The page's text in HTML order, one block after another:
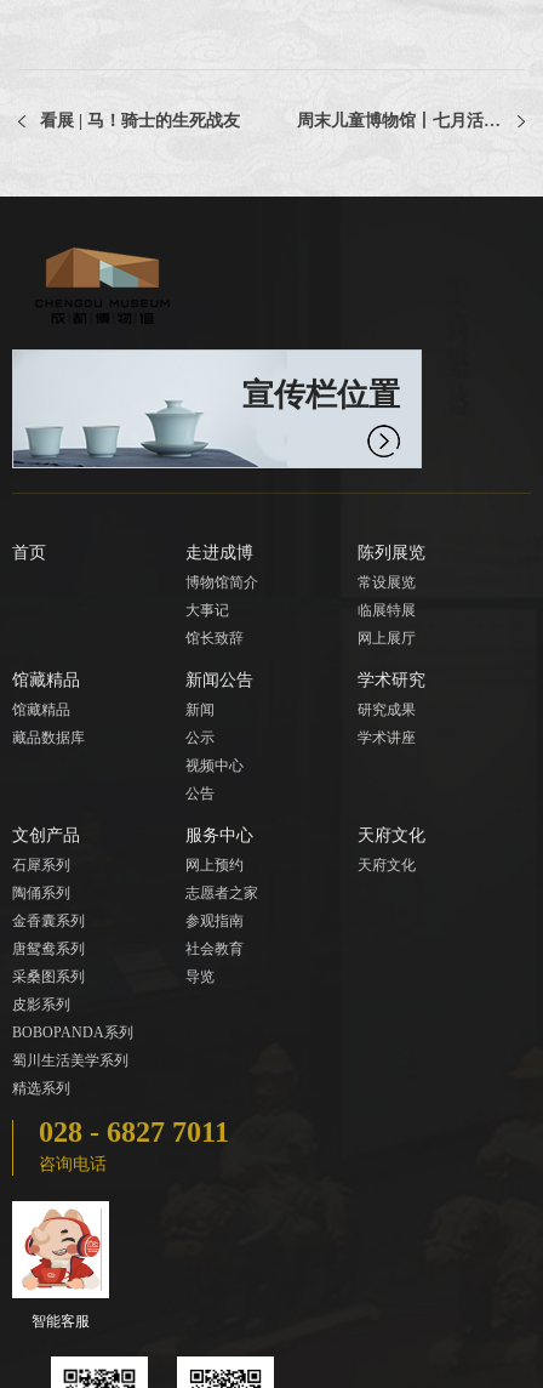
看展 | 马！骑士的生死战友 周末儿童博物馆丨七月活动日历
宣传栏位置
首页 走进成博
博物馆简介
大事记
馆长致辞
陈列展览
常设展览
临展特展
网上展厅
馆藏精品
馆藏精品
藏品数据库
新闻公告
新闻
公示
视频中心
公告
学术研究
研究成果
学术讲座
文创产品
石犀系列
陶俑系列
金香囊系列
唐鸳鸯系列
采桑图系列
皮影系列
BOBOPANDA系列
蜀川生活美学系列
精选系列
服务中心
网上预约
志愿者之家
参观指南
社会教育
导览
天府文化
天府文化
028 - 6827 7011
咨询电话
智能客服